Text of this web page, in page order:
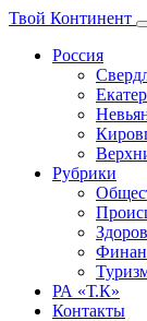
Твой Континент
Россия
Рубрики
РА «Т.К»
Контакты